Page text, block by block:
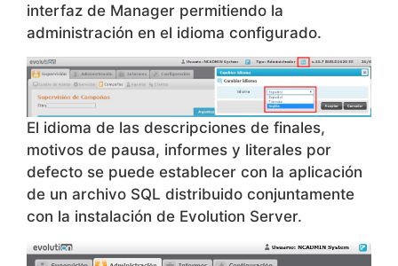
interfaz de Manager permitiendo la
administración en el idioma configurado.
El idioma de las descripciones de finales,
motivos de pausa, informes y literales por
defecto se puede establecer con la aplicación
de un archivo SQL distribuido conjuntamente
con la instalación de Evolution Server.